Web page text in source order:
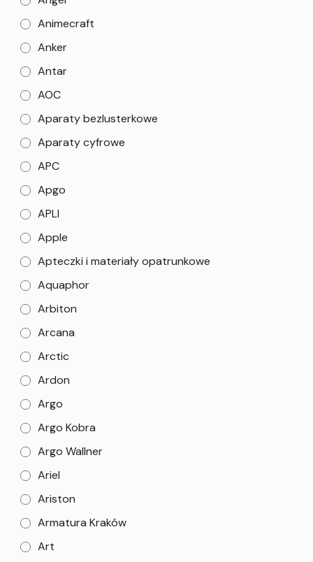
Animecraft
Anker
Antar
AOC
Aparaty bezlusterkowe
Aparaty cyfrowe
APC
Apgo
APLI
Apple
Apteczki i materiały opatrunkowe
Aquaphor
Arbiton
Arcana
Arctic
Ardon
Argo
Argo Kobra
Argo Wallner
Ariel
Ariston
Armatura Kraków
Art